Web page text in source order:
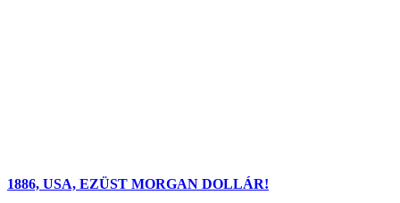
1886, USA, EZÜST MORGAN DOLLÁR!